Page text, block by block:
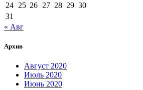
24 25 26 27 28 29 30
31
« Авг
Архив
Август 2020
Июль 2020
Июнь 2020